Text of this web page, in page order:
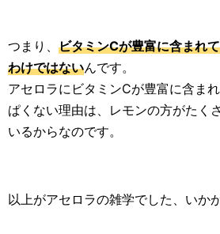
つまり、 ビタミンCが豊富に含まれ
わけではないんです。
アセロラにビタミンCが豊富に含ま
ぱくない理由は、レモンの方がたく
いるからなのです。
以上がアセロラの雑学でした、いか